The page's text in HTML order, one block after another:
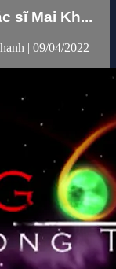
sĩ Mai Kh...
| 09/04/2022